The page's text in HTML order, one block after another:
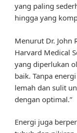
yang paling
hingga yang
Menurut Dr. John
Harvard Medical
yang diperlukan
baik. Tanpa
lemah dan sulit
dengan optimal.”
Energi juga